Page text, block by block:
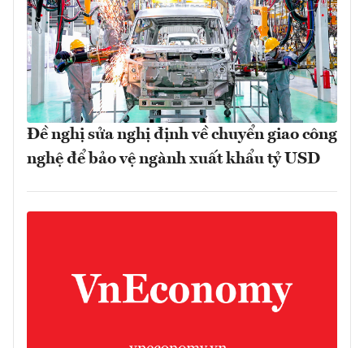
Đề nghị sửa nghị định về chuyển giao công
nghệ để bảo vệ ngành xuất khẩu tỷ USD